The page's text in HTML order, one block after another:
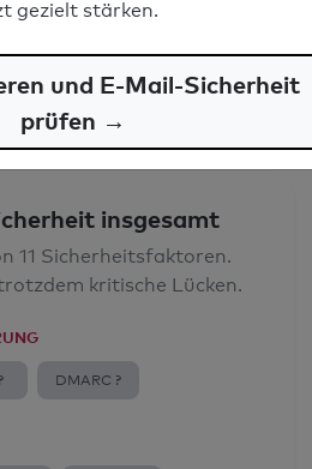
0 Fehler
Gut
insgesamt
11 Sicherheitsfaktoren.
kritische Lücken.
DMARC ?
gezielt stärken.
und E-Mail-Sicherheit
prüfen →